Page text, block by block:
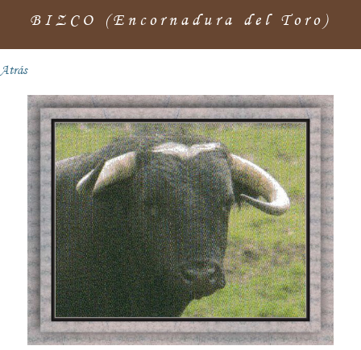
BIZCO (Encornadura del Toro)
Atrás